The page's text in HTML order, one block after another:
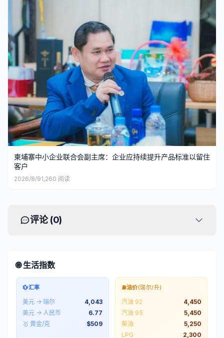
柬埔寨中小企业联合会副主席：企业应持续提升产品标准以留住
客户
2026/8/91,260 阅读
评论 (0)
🌐 生活指数
💱汇率
美元 → 瑞尔
4,043
美元 → 人民币
6.77
🥇 黄金/克
$509
⛽油价(瑞尔/升)
汽油 92
4,450
汽油 95
5,450
柴油
5,250
LPG
2,300